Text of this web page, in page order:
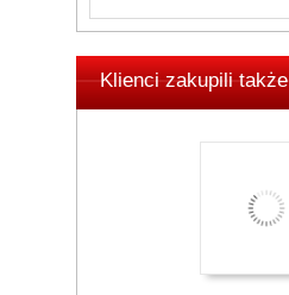
Klienci zakupili także